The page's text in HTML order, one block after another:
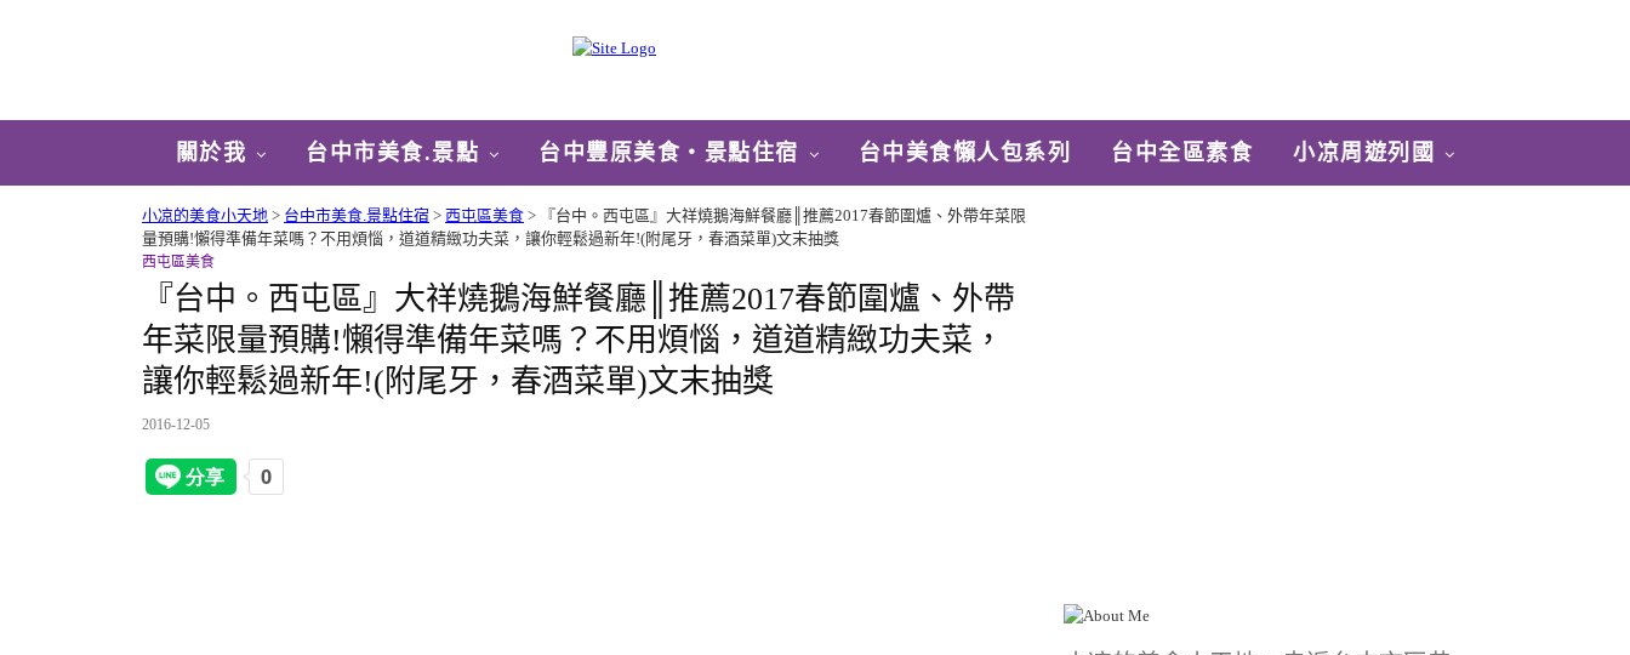
關於我 台中市美食.景點 台中豐原美食‧景點住宿 台中美食懶人包系列 台中全區素食 小凉周遊列國
小凉的美食小天地 > 台中市美食.景點住宿 > 西屯區美食 >
『台中。西屯區』大祥燒鵝海鮮餐廳║推薦2017春節圍爐、外帶年菜限
量預購!懶得準備年菜嗎？不用煩惱，道道精緻功夫菜，讓你輕鬆過新年!(附尾牙，春酒菜單)文末抽獎
西屯區美食
『台中。西屯區』大祥燒鵝海鮮餐廳║推薦2017春節圍爐、外帶
年菜限量預購!懶得準備年菜嗎？不用煩惱，道道精緻功夫菜，
讓你輕鬆過新年!(附尾牙，春酒菜單)文末抽獎
2016-12-05